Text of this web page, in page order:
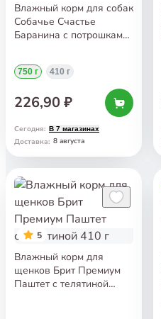
Влажный корм для собак
Собачье Счастье
Баранина с потрошками
750 г 410 г
226,90 ₽
Сегодня: В 7 магазинах
Доставка: 8 августа
5
Влажный корм для
щенков Брит Премиум
Паштет с телятиной